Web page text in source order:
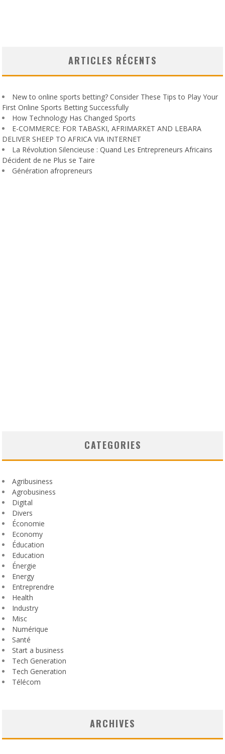
ARTICLES RÉCENTS
New to online sports betting? Consider These Tips to Play Your
First Online Sports Betting Successfully
How Technology Has Changed Sports
E-COMMERCE: FOR TABASKI, AFRIMARKET AND LEBARA
DELIVER SHEEP TO AFRICA VIA INTERNET
La Révolution Silencieuse : Quand Les Entrepreneurs Africains
Décident de ne Plus se Taire
Génération afropreneurs
CATEGORIES
Agribusiness
Agrobusiness
Digital
Divers
Économie
Economy
Éducation
Education
Énergie
Energy
Entreprendre
Health
Industry
Misc
Numérique
Santé
Start a business
Tech Generation
Tech Generation
Télécom
ARCHIVES